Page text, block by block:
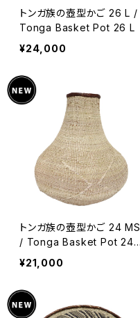
トンガ族の壺型かご 26 L /
Tonga Basket Pot 26 L
¥24,000
トンガ族の壺型かご 24 MS
/ Tonga Basket Pot 24
MS
¥21,000